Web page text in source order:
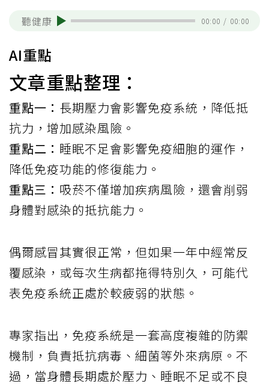
聽健康 00:00 / 00:00
AI重點
文章重點整理：
重點一： 長期壓力會影響免疫系統，降低抵
抗力，增加感染風險。
重點二： 睡眠不足會影響免疫細胞的運作，
降低免疫功能的修復能力。
重點三： 吸菸不僅增加疾病風險，還會削弱
身體對感染的抵抗能力。
偶爾感冒其實很正常，但如果一年中經常反
覆感染，或每次生病都拖得特別久，可能代
表免疫系統正處於較疲弱的狀態。
專家指出，免疫系統是一套高度複雜的防禦
機制，負責抵抗病毒、細菌等外來病原。不
過，當身體長期處於壓力、睡眠不足或不良